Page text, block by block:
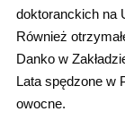
doktoranckich na
Również
Danko w
Lata spędzone w
owocne.